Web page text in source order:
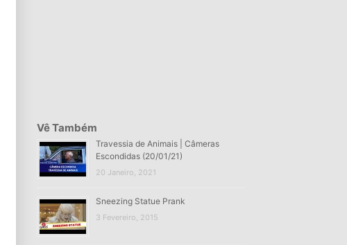
Vê Também
Travessia de Animais | Câmeras
Escondidas (20/01/21)
20 Janeiro, 2021
Sneezing Statue Prank
3 Fevereiro, 2015